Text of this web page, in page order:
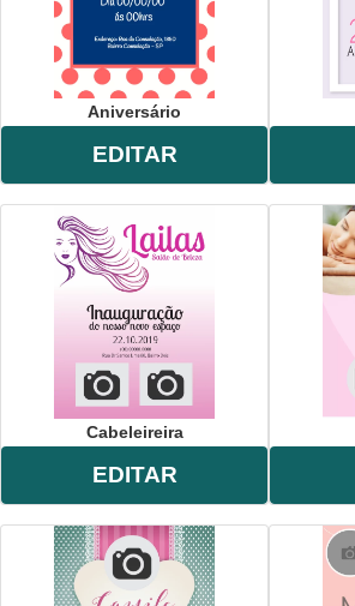
Aniversário
EDITAR
Cabeleireira
EDITAR